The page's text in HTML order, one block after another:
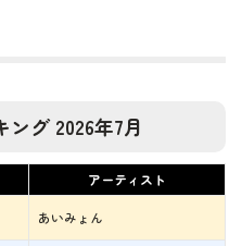
グ 2026年7月
アーティスト
あいみょん